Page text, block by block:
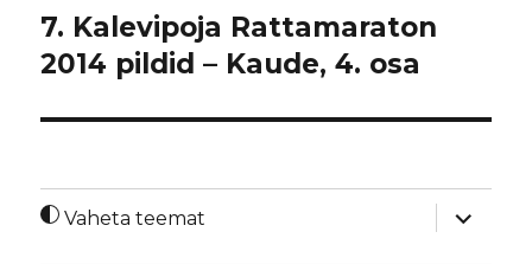
7. Kalevipoja Rattamaraton
2014 pildid – Kaude, 4. osa
Vaheta teemat
laienda